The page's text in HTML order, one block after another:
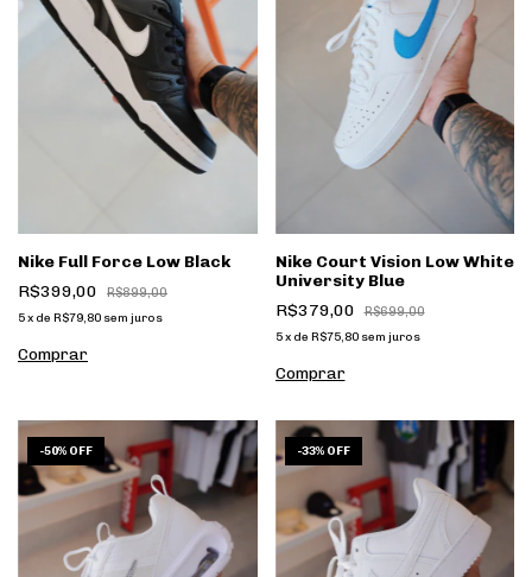
Nike Full Force Low Black
R$399,00
R$899,00
5x de R$79,80 sem juros
Comprar
Nike Court Vision Low White
University Blue
R$379,00
R$699,00
5 x de R$75,80 sem juros
Comprar
1/6
-50% OFF
1 /6
-33% OFF